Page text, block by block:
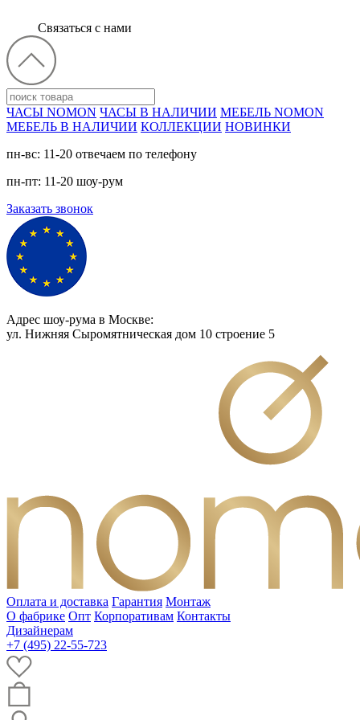
Связаться с нами
ЧАСЫ NOMON ЧАСЫ В НАЛИЧИИ МЕБЕЛЬ NOMON
МЕБЕЛЬ В НАЛИЧИИ КОЛЛЕКЦИИ НОВИНКИ
пн-вс: 11-20 отвечаем по телефону
пн-пт: 11-20 шоу-рум
Заказать звонок
Адрес шоу-рума в Москве:
ул. Нижняя Сыромятническая дом 10 cтроение 5
Оплата и доставка Гарантия Монтаж
О фабрике Опт Корпоративам Контакты
Дизайнерам
+7 (495) 22-55-723